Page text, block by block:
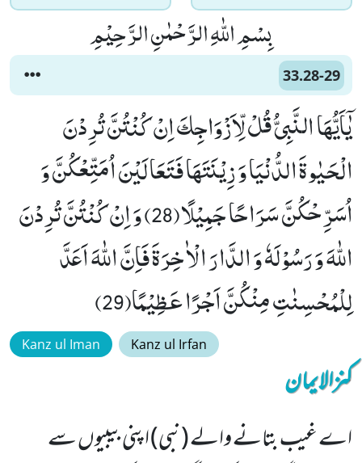
بِسْمِ اللّٰهِ الرَّحْمٰنِ الرَّحِیْمِ
33.28-29
یٰۤاَیُّهَا النَّبِیُّ قُلْ لِّاَزْوَاجِكَ اِنْ كُنْتُنَّ تُرِدْنَ
الْحَیٰوةَ الدُّنْیَا وَ زِیْنَتَهَا فَتَعَالَیْنَ اُمَتِّعْكُنَّ وَ
اُسَرِّحْكُنَّ سَرَاحًا جَمِیْلًا(28) وَ اِنْ كُنْتُنَّ تُرِدْنَ
اللّٰهَ وَ رَسُوْلَهٗ وَ الدَّارَ الْاٰخِرَةَ فَاِنَّ اللّٰهَ اَعَدَّ
لِلْمُحْسِنٰتِ مِنْكُنَّ اَجْرًا عَظِیْمًا(29)
Kanz ul Iman Kanz ul Irfan
کنزالایمان
اے غیب بتانے والے (نبی) اپنی بیبیوں سے